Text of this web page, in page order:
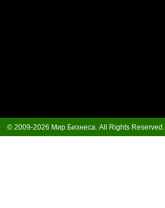
© 2009-2026 Мир Бизнеса. All Rights Reserved.